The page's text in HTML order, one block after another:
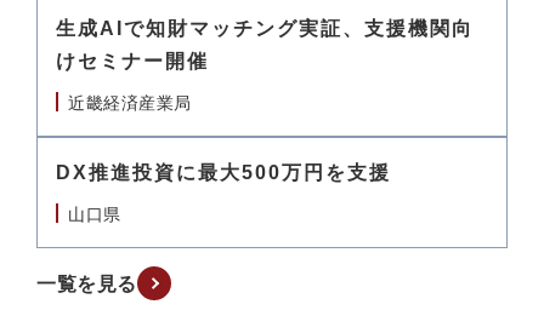
生成AIで知財マッチング実証、支援機関向
けセミナー開催
近畿経済産業局
DX推進投資に最大500万円を支援
山口県
一覧を見る